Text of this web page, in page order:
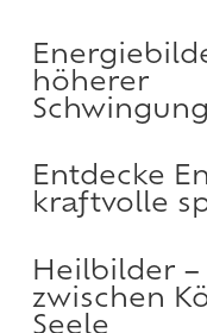
höherer
Entdecke
kraftvolle
Heilbilder –
zwischen